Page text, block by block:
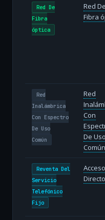
Red De
Fibra
óptica
Red De
Fibra
Red
Inalámbrica
Con Espectro
De Uso
Común
Red
Con
De Uso
Común
Reventa Del
Servicio
Telefónico
Fijo
Acceso
Directo